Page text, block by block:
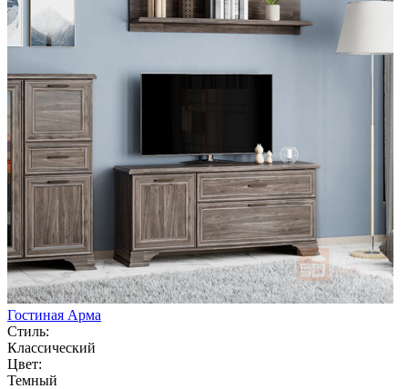
Гостиная Арма
Стиль:
Классический
Цвет:
Темный